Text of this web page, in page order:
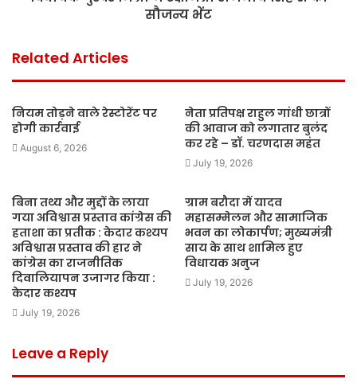
सौजन्य भेंट
Related Articles
नियम तोड़ने वाले रेस्टोरेंट पर
होगी कार्रवाई
August 6, 2026
नेता प्रतिपक्ष राहुल गांधी छात्रों
की आवाज को लगातार बुलंद
कर रहे – डॉ. चरणदास महंत
July 19, 2026
बिना तथ्य और मुद्दों के लाया
गया अविश्वास प्रस्ताव कांग्रेस की
हताशा का प्रतीक : केदार कश्यप
अविश्वास प्रस्ताव की हार ने
कांग्रेस का राजनीतिक
दिवालियापन उजागर किया :
केदार कश्यप
July 19, 2026
ग्राम बरौदा में यादव
महासम्मेलन और सामाजिक
भवन का लोकार्पण; मुख्यमंत्री
साय के साथ शामिल हुए
विधायक अनुज
July 19, 2026
Leave a Reply